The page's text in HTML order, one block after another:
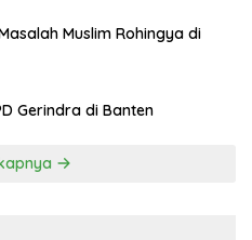
Muslim Rohingya di
Gerindra di Banten